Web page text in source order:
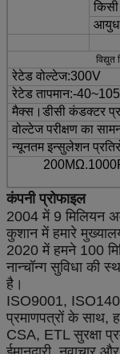
किसी
आयुध
विद्युत
रेटेड वोल्टेज:300V
रेटेड तापमान:-40~105
मैक्स।डीसी कंडक्टर
वोल्टेज परीक्षण का
न्यूनतम इन्सुलेशन
कंपनी प्रोफाइल
2004 में 9 मिलियन
कुशान में हमारे
2020 में हमने 100
नान्चॉन्ग सुविधा की
है।
ISO9001,
प्रमाणपत्रों के साथ,
CSA, ETL सुरक्षा